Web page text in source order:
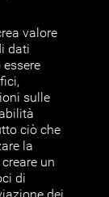
valore
dati
sulle
ciò che
la
un
di